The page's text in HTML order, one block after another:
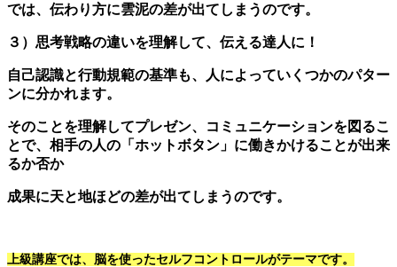
では、伝わり方に雲泥の差が出てしまうのです。
３）思考戦略の違いを理解して、伝える達人に！
自己認識と行動規範の基準も、人によっていくつかのパター
ンに分かれます。
そのことを理解してプレゼン、コミュニケーションを図るこ
とで、相手の人の「ホットボタン」に働きかけることが出来
るか否か
成果に天と地ほどの差が出てしまうのです。
上級講座では、脳を使ったセルフコントロールがテーマです。